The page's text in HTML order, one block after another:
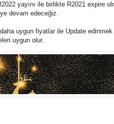
yayını ile birlikte R2021 expire
devam edeceğiz.
uygun fiyatlar ile Update
uygun olur.